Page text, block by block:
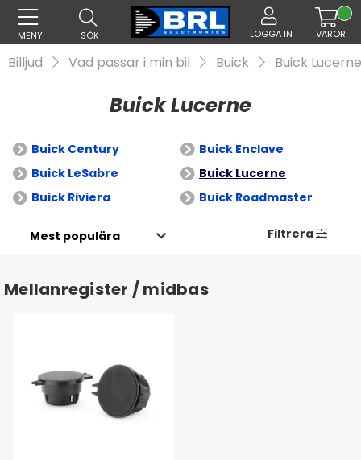
MENY SÖK LOGGA IN VAROR
Billjud Vad passar i min bil Buick Buick Lucerne
Buick Lucerne
Buick Century
Buick Enclave
Buick LeSabre
Buick Lucerne
Buick Riviera
Buick Roadmaster
Filtrera
Mellanregister / midbas